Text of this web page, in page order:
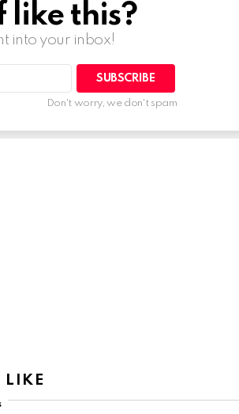
like this?
into your inbox!
Don't worry, we don't spam
LIKE